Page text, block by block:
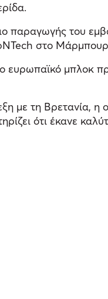
του
στο
μπλοκ
τη Βρετανία, η
ότι έκανε